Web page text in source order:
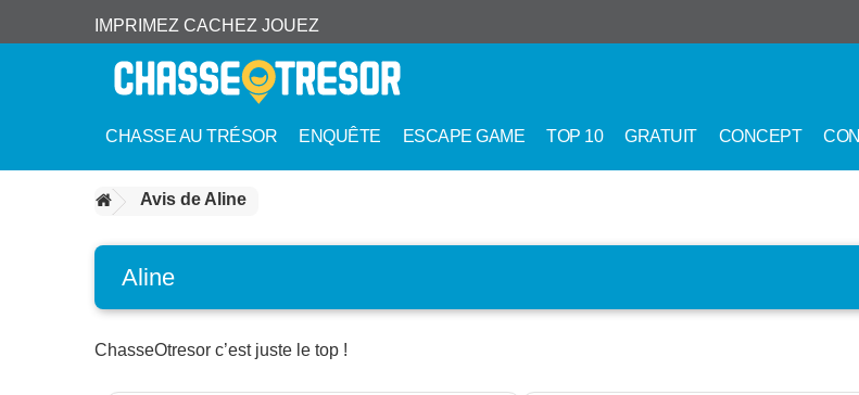
IMPRIMEZ CACHEZ JOUEZ
CHASSE AU TRÉSOR ENQUÊTE ESCAPE GAME TOP 10 GRATUIT CONCEPT
Avis de Aline
Aline
ChasseOtresor c’est juste le top !